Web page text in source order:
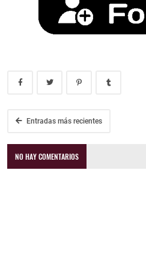
Entradas más recientes
NO HAY COMENTARIOS